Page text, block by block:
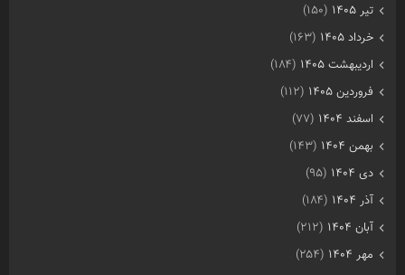
تیر ۱۴۰۵
(۱۵۰)
خرداد ۱۴۰۵
(۱۶۳)
اردیبهشت ۱۴۰۵
(۱۸۴)
فروردین ۱۴۰۵
(۱۱۲)
اسفند ۱۴۰۴
(۷۷)
بهمن ۱۴۰۴
(۱۴۳)
دی ۱۴۰۴
(۹۵)
آذر ۱۴۰۴
(۱۸۴)
آبان ۱۴۰۴
(۲۱۲)
مهر ۱۴۰۴
(۲۵۴)